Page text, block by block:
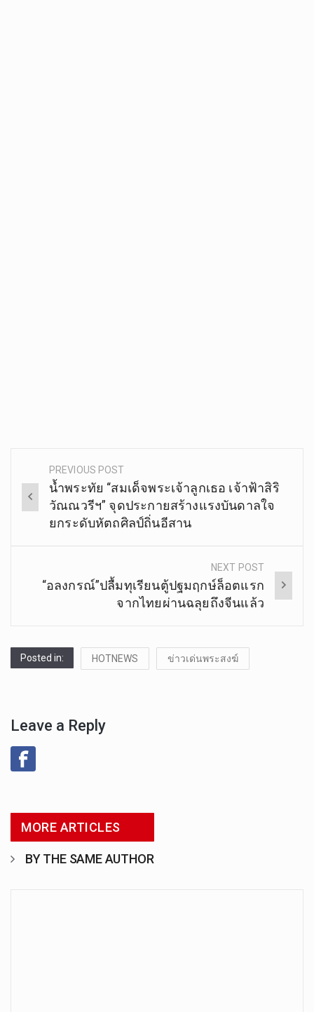
Post
navigation
PREVIOUS POST
น้ำพระทัย “สมเด็จพระเจ้าลูกเธอ เจ้าฟ้าสิริ
วัณณวรีฯ” จุดประกายสร้างแรงบันดาลใจ
ยกระดับหัตถศิลป์ถิ่นอีสาน
NEXT POST
“อลงกรณ์”ปลื้มทุเรียนตู้ปฐมฤกษ์ล็อตแรก
จากไทยผ่านฉลุยถึงจีนแล้ว
Posted in: HOTNEWS ข่าวเด่นพระสงฆ์
Leave a Reply
MORE ARTICLES
BY THE SAME AUTHOR